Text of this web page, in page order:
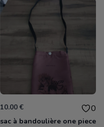
10.00 € 0
sac à bandoulière one piece